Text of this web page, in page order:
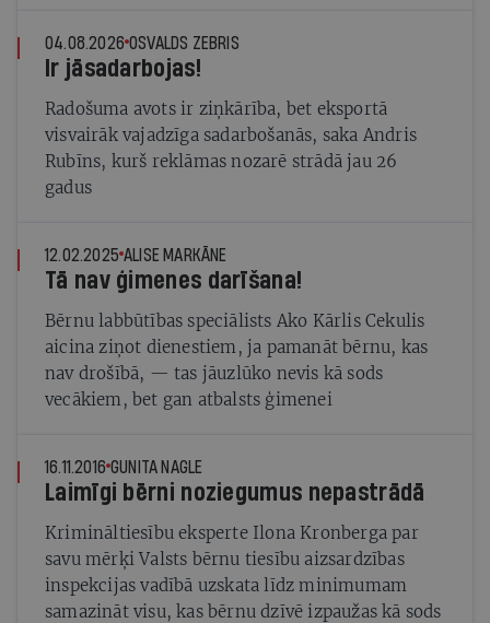
04.08.2026 OSVALDS ZEBRIS
Ir jāsadarbojas!
Radošuma avots ir ziņkārība, bet eksportā
visvairāk vajadzīga sadarbošanās, saka Andris
Rubīns, kurš reklāmas nozarē strādā jau 26
gadus
12.02.2025 ALISE MARKĀNE
Tā nav ģimenes darīšana!
Bērnu labbūtības speciālists Ako Kārlis Cekulis
aicina ziņot dienestiem, ja pamanāt bērnu, kas
nav drošībā, — tas jāuzlūko nevis kā sods
vecākiem, bet gan atbalsts ģimenei
16.11.2016 GUNITA NAGLE
Laimīgi bērni noziegumus nepastrādā
Krimināltiesību eksperte Ilona Kronberga par
savu mērķi Valsts bērnu tiesību aizsardzības
inspekcijas vadībā uzskata līdz minimumam
samazināt visu, kas bērnu dzīvē izpaužas kā sods